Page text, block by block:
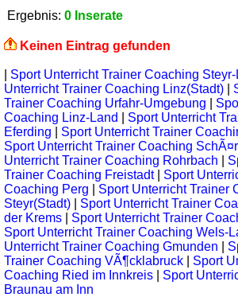
Ergebnis: 0 Inserate
Keinen Eintrag gefunden
Sport Unterricht Trainer Coaching Steyr-
Unterricht Trainer Coaching Linz(Stadt)
Trainer Coaching Urfahr-Umgebung
Coaching Linz-Land
Sport Unterricht
Eferding
Sport Unterricht Trainer
Sport Unterricht Trainer Coaching
Unterricht Trainer Coaching Rohrbach
Trainer Coaching Freistadt| Sport
Coaching Perg
Sport Unterricht Trainer
Steyr(Stadt)
Sport Unterricht Trainer
der Krems
Sport Unterricht Trainer
Sport Unterricht Trainer Coaching Wels-
Unterricht Trainer Coaching Gmunden
Trainer Coaching VÃ¶cklabruck
Sport
Coaching Ried im Innkreis
Sport
Braunau am Inn